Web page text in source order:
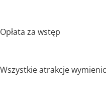
Opłata za wstęp
Wszystkie atrakcje